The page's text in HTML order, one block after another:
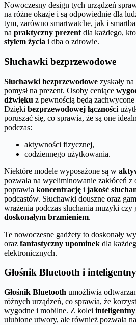
Nowoczesny design tych urządzeń
na różne okazje i są odpowiednie dla
tym, zarówno smartwatche, jak i
na praktyczny prezent dla każdego,
stylem życia i dba o zdrowie.
Słuchawki bezprzewodowe
Słuchawki bezprzewodowe zyskały
pomysł na prezent. Osoby ceniące
dźwięku z pewnością będą zachwycone
Dzięki bezprzewodowej łączności
poruszać się, co sprawia, że są one
podczas:
aktywności fizycznej,
codziennego użytkowania.
Niektóre modele wyposażone są w
pozwala na wyeliminowanie zakłóceń z
poprawia koncentrację i jakość
podcastów. Słuchawki douszne oraz
wrażenia podczas słuchania muzyki czy
doskonałym brzmieniem.
Te nowoczesne gadżety to doskonały
oraz fantastyczny upominek dla
elektronicznych.
Głośnik Bluetooth i
Głośnik Bluetooth umożliwia
różnych urządzeń, co sprawia, że
wygodne i mobilne. Z kolei inteligentny
ulubione utwory, ale również pozwala